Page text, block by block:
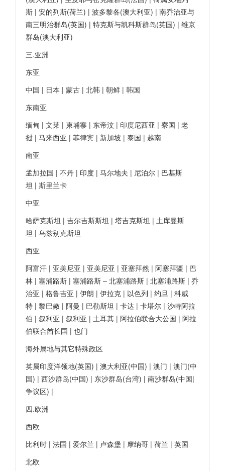
斯 | 安的列斯(荷兰) | 波多黎各(澳大利亚) | 南乔治亚与
南三明治群岛(英国) | 特克斯与凯科斯群岛(英国) | 维京
群岛(澳大利亚)
三.亚洲
东亚
中国 | 日本 | 蒙古 | 北韩 | 朝鲜 | 韩国
东南亚
缅甸 | 文莱 | 柬埔寨 | 东帝汶 | 印度尼西亚 | 寮国 | 老
挝 | 马来西亚 | 菲律宾 | 新加坡 | 泰国 | 越南
南亚
孟加拉国 | 不丹 | 印度 | 马尔地夫 | 尼泊尔 | 巴基斯
坦 | 斯里兰卡
中亚
哈萨克斯坦 | 吉尔吉斯斯坦 | 塔吉克斯坦 | 土库曼斯
坦 | 乌兹别克斯坦
西亚
阿富汗 | 亚美尼亚 | 亚美尼亚 | 亚塞拜然 | 阿塞拜疆 | 巴
林 | 塞浦路斯 | 塞浦路斯 – 北塞浦路斯 | 北塞浦路斯 | 乔
治亚 | 格鲁吉亚 | 伊朗 | 伊拉克 | 以色列 | 约旦 | 科威
特 | 黎巴嫩 | 阿曼 | 巴勒斯坦 | 卡达 | 卡塔尔 | 沙特阿拉
伯 | 叙利亚 | 叙利亚 | 土耳其 | 阿拉伯联合大公国 | 阿拉
伯联合酋长国 | 也门
海外属地与其它特殊政区
英属印度洋领地(英国) | 澳大利亚(中国) | 澳门 | 澳门(中
国) | 西沙群岛(中国) | 东沙群岛(台湾) | 南沙群岛(中国|
争议区) |
四.欧洲
西欧
比利时 | 法国 | 爱尔兰 | 卢森堡 | 摩纳哥 | 荷兰 | 英国
北欧